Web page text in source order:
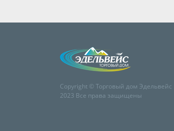
Copyright © Торговый дом Эдельвейс
2023 Все права защищены